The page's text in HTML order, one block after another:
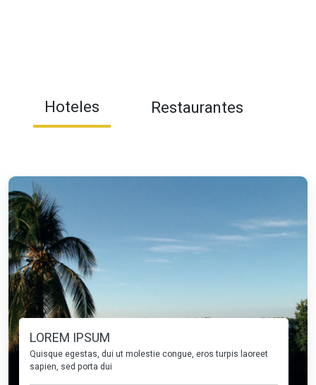
Hoteles Restaurantes
LOREM IPSUM
Quisque egestas, dui ut molestie congue, eros turpis laoreet
sapien, sed porta dui